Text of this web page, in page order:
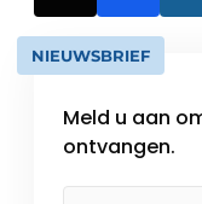
NIEUWSBRIEF
Meld u aan
ontvangen.